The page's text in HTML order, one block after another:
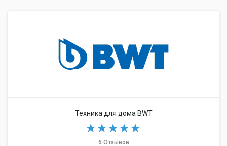
Техника для дома BWT
6 Отзывов